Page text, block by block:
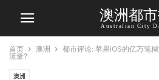
澳洲都
Australian City
首页 澳洲
都市评论: 苹果iOS的亿万笔
流量?
澳洲